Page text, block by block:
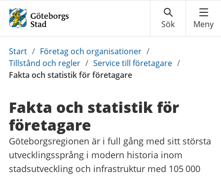
Du
är
här:
Start / Företag och organisationer /
Tillstånd och regler / Service till företagare /
Fakta och statistik för företagare
Fakta och statistik för
företagare
Göteborgsregionen är i full gång med sitt största
utvecklingssprång i modern historia inom
stadsutveckling och infrastruktur med 105 000